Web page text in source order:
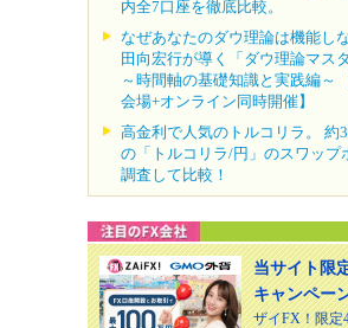
内全7口座を徹底比較。
なぜあなたのダウ理論は機能し
田向宏行が導く「ダウ理論マス
～時間軸の基礎知識と実践編～
会場+オンライン同時開催】
高金利で人気のトルコリラ。 約
の「トルコリラ/円」のスワップ
調査して比較！
当サイト限
キャンペー
ザイFX！限定